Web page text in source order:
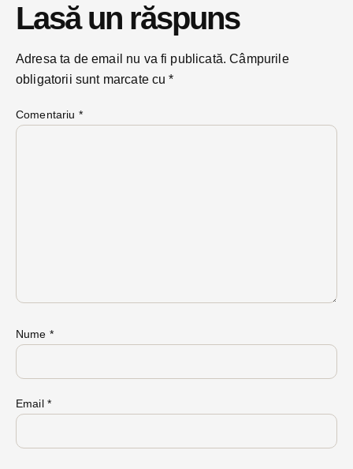
Lasă un răspuns
Adresa ta de email nu va fi publicată. Câmpurile
obligatorii sunt marcate cu*
Comentariu *
Nume *
Email *